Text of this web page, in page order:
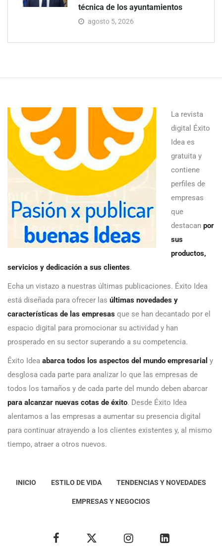
técnica de los ayuntamientos
agosto 5, 2026
La revista
digital Éxito
Idea es
gratuita y
contiene
perfiles de
empresas
que
destacan por
sus
productos,
servicios y dedicación a sus clientes.
Echa un vistazo a nuestras últimas publicaciones. Éxito Idea
está diseñada para ofrecer las últimas novedades y
características de las empresas que se han decantado por el
espacio digital para promocionar su actividad y han
prosperado en su sector superando a su competencia.
Éxito Idea abarca todos los aspectos del mundo empresarial y
desglosa cada parte para analizar lo que las empresas de
todos los tamaños y de cada parte del mundo deben abarcar
para alcanzar nuevas cotas de éxito. Desde Éxito Idea
alentamos a las empresas a aumentar su presencia digital
para continuar atrayendo a los clientes existentes y, al mismo
tiempo, atraer a otros nuevos.
INICIO ESTILO DE VIDA TENDENCIAS Y NOVEDADES
EMPRESAS Y NEGOCIOS